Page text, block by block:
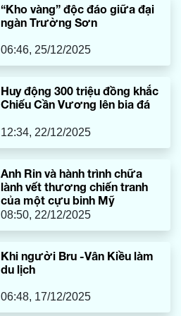
“Kho vàng” độc đáo giữa đại
ngàn Trường Sơn
06:46, 25/12/2025
Huy động 300 triệu đồng khắc
Chiếu Cần Vương lên bia đá
12:34, 22/12/2025
Anh Rin và hành trình chữa
lành vết thương chiến tranh
của một cựu binh Mỹ
08:50, 22/12/2025
Khi người Bru -Vân Kiều làm
du lịch
06:48, 17/12/2025